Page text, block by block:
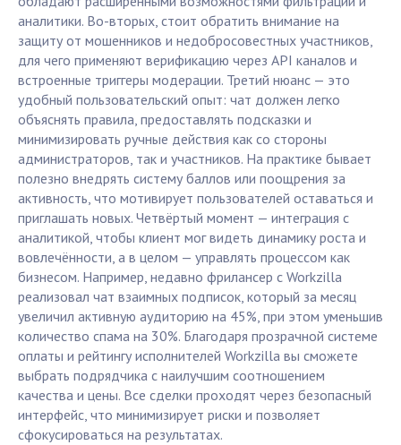
аналитики. Во-вторых, стоит обратить внимание на
защиту от мошенников и недобросовестных участников,
для чего применяют верификацию через API каналов и
встроенные триггеры модерации. Третий нюанс — это
удобный пользовательский опыт: чат должен легко
объяснять правила, предоставлять подсказки и
минимизировать ручные действия как со стороны
администраторов, так и участников. На практике бывает
полезно внедрять систему баллов или поощрения за
активность, что мотивирует пользователей оставаться и
приглашать новых. Четвёртый момент — интеграция с
аналитикой, чтобы клиент мог видеть динамику роста и
вовлечённости, а в целом — управлять процессом как
бизнесом. Например, недавно фрилансер с Workzilla
реализовал чат взаимных подписок, который за месяц
увеличил активную аудиторию на 45%, при этом уменьшив
количество спама на 30%. Благодаря прозрачной системе
оплаты и рейтингу исполнителей Workzilla вы сможете
выбрать подрядчика с наилучшим соотношением
качества и цены. Все сделки проходят через безопасный
интерфейс, что минимизирует риски и позволяет
сфокусироваться на результатах.